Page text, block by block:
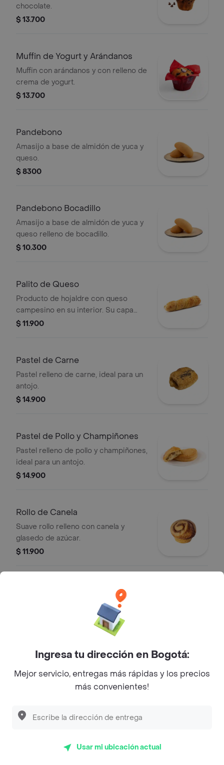
chocolate.
$ 13.700
Muffin de Yogurt y Arándanos
Muffin con arándanos y con relleno de
crema de yogurt.
$ 13.700
Pandebono
Amasijo a base de almidón de yuca y
queso.
$ 8300
Pandebono Bocadillo
Amasijo a base de almidón de yuca y
queso relleno de bocadillo.
$ 10.300
Palito de Queso
Producto de hojaldre con queso
campesino en su interior. Su capa
crocante le da una textura exquisita.
$ 11.900
Pastel de Carne
Pastel relleno de carne, ideal para un
antojo.
$ 14.900
Pastel de Pollo y Champiñones
Pastel relleno de pollo y champiñones,
ideal para un antojo.
$ 14.900
Rollo de Canela
Suave rollo relleno con canela y
glasedo de azúcar.
$ 11.900
Queso fresco de pasta hilada,
Dos galletas horneadas con relleno
de arequipe. Ideal para un antojo de
Galleta de hojaldre horneada, ideal
Ingresa tu dirección en Bogotá:
Mejor servicio, entregas más rápidas y los precios
más convenientes!
Usar mi ubicación actual